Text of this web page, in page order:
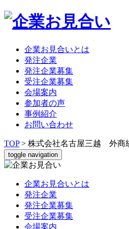
企業お見合いとは
発注企業
発注企業募集
受注企業募集
会場案内
参加者の声
事例紹介
お問い合わせ
TOP> 株式会社名古屋三越 外商
toggle navigation
企業お見合いとは
発注企業
発注企業募集
受注企業募集
会場案内